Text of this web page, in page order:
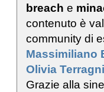
breach e
contenuto è
community di
Massimiliano
Olivia Terragni
Grazie alla